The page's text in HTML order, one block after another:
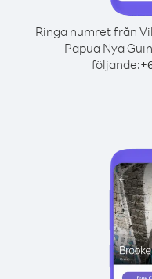
Ringa numret från
Papua Nya
följande:+